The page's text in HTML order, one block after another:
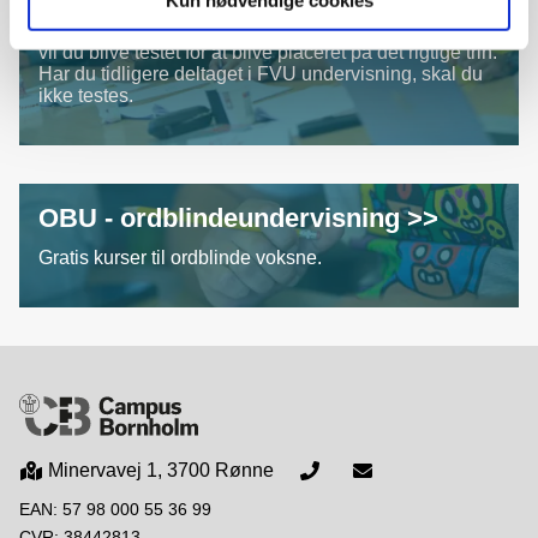
skal du gennemføre en obligatorisk test, der viser, om
FVU er det rette tilbud til dig. Efter optagelsen på FVU
vil du blive testet for at blive placeret på det rigtige trin.
Har du tidligere deltaget i FVU undervisning, skal du
ikke testes.
OBU - ordblindeundervisning >>
Gratis kurser til ordblinde voksne.
Minervavej 1, 3700 Rønne
EAN: 57 98 000 55 36 99